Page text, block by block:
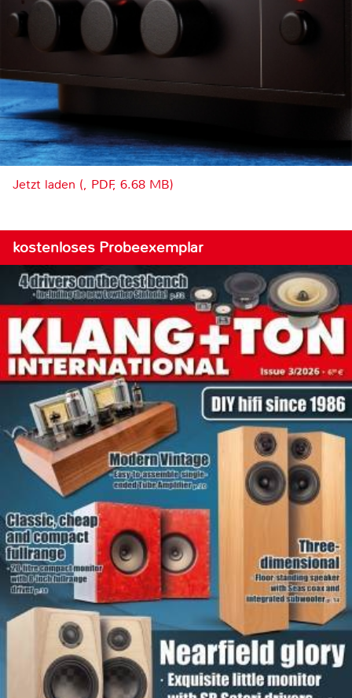
Jetzt laden (, PDF, 6.68 MB)
kostenloses Probeexemplar